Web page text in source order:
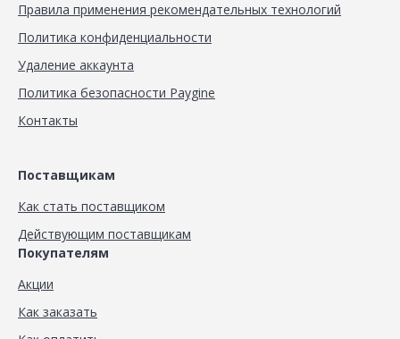
Правила применения рекомендательных технологий
Политика конфиденциальности
Удаление аккаунта
Политика безопасности Paygine
Контакты
Поставщикам
Как стать поставщиком
Действующим поставщикам
Покупателям
Акции
Как заказать